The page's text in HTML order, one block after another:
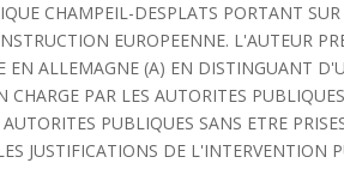
CHAMPEIL-DESPLATS PORTANT SUR
EUROPEENNE. L'AUTEUR
ALLEMAGNE (A) EN DISTINGUANT
PAR LES AUTORITES
PUBLIQUES SANS ETRE
JUSTIFICATIONS DE L'INTERVENTION